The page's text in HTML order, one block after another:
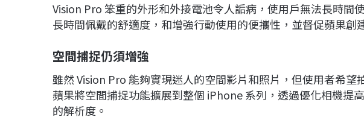
Vision Pro 笨重的外形和外接電池令人詬病，使用戶無法長時間
長時間佩戴的舒適度，和增強行動使用的便攜性，並督促蘋果創
空間捕捉仍須增強
雖然 Vision Pro 能夠實現迷人的空間影片和照片，但使用者希望
蘋果將空間捕捉功能擴展到整個 iPhone 系列，透過優化相機提
的解析度。